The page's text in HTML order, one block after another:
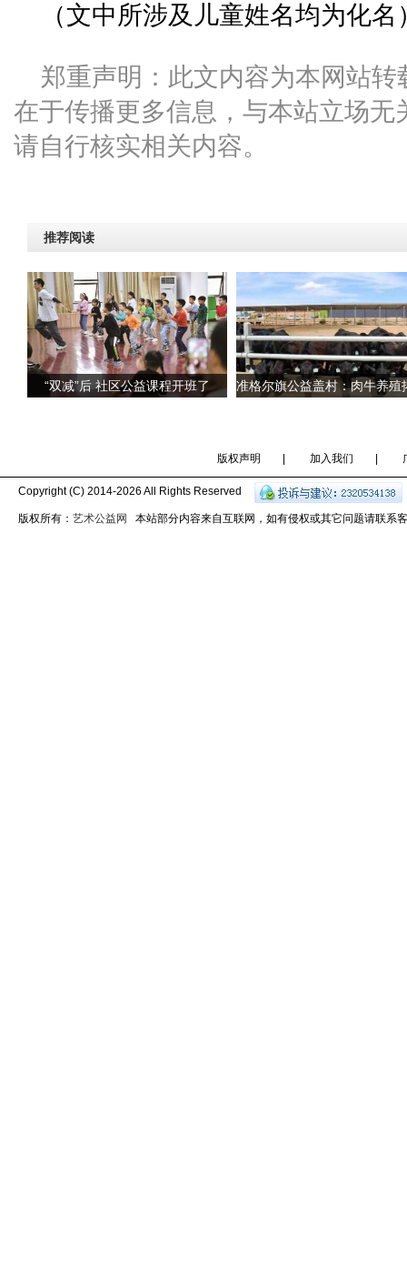
（文中所涉及儿童姓名均为化名
郑重声明：此文内容为本网站
在于传播更多信息，与本站立场无
请自行核实相关内容。
推荐阅读
“双减”后 社区公益课程开班了
版权声明 加入我们
Copyright (C) 2014-2026 All Rights Reserved
版权所有： 艺术公益网 本站部分内容来自互联网，如有侵权或其它问题请联系